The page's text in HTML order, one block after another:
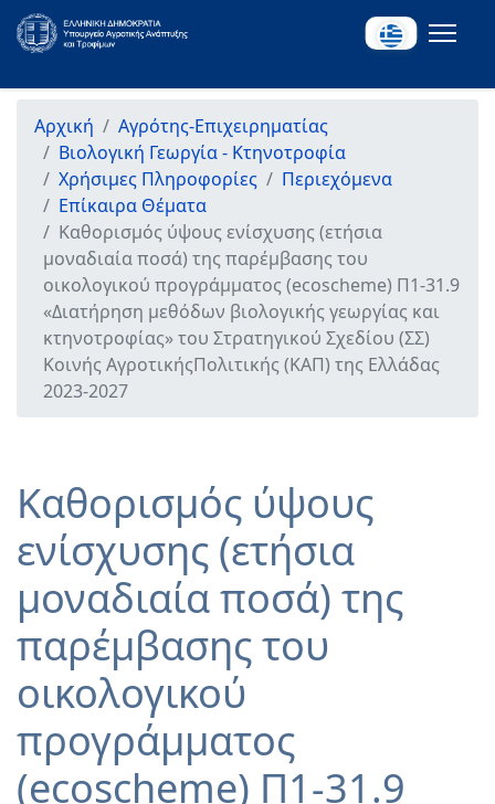
Αρχική
Αγρότης-Επιχειρηματίας
Βιολογική Γεωργία - Κτηνοτροφία
Χρήσιμες Πληροφορίες
Περιεχόμενα
Επίκαιρα Θέματα
Καθορισμός ύψους ενίσχυσης (ετήσια
μοναδιαία ποσά) της παρέμβασης του
οικολογικού προγράμματος (ecoscheme) Π1-31.9
«Διατήρηση μεθόδων βιολογικής γεωργίας και
κτηνοτροφίας» του Στρατηγικού Σχεδίου (ΣΣ)
Κοινής ΑγροτικήςΠολιτικής (ΚΑΠ) της Ελλάδας
2023-2027
Καθορισμός ύψους
ενίσχυσης (ετήσια
μοναδιαία ποσά) της
παρέμβασης του
οικολογικού
προγράμματος
(ecoscheme) Π1-31.9